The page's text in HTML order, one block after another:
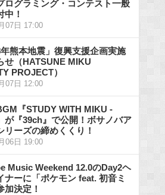
ログラミング・コンテスト一般
中！
07日 17:00
年熊本地震」復興支援企画実施
せ（HATSUNE MIKU
PROJECT）
07日 12:00
『STUDY WITH MIKU -
が『39ch』で公開！ボサノバア
リーズの締めくくり！
06日 19:00
Music Weekend 12.0のDay2ヘ
ナーに「ポケモン feat. 初音ミ
加決定！